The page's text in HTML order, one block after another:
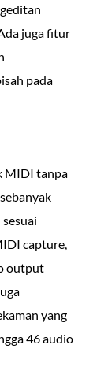
juga fitur
pada
MIDI tanpa
capture,
output
yang
46 audio